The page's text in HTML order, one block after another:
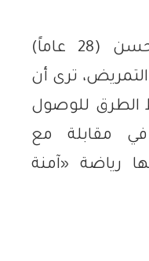
الشابة الكوردية سوز حسن (28 عاماً)
ترى أن
الطرق للوصول
في مقابلة مع
رياضة «آمنة